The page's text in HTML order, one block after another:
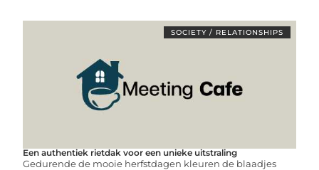
SOCIETY / RELATIONSHIPS
Een authentiek rietdak voor een unieke uitstraling
Gedurende de mooie herfstdagen kleuren de blaadjes